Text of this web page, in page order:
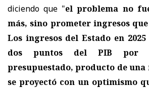
diciendo que "el problema no
más, sino prometer ingresos
Los ingresos del Estado en
dos puntos del PIB por
presupuestado, producto de una
se proyectó con un optimismo